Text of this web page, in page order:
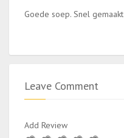
Goede soep. Snel gemaakt
Leave Comment
Add Review